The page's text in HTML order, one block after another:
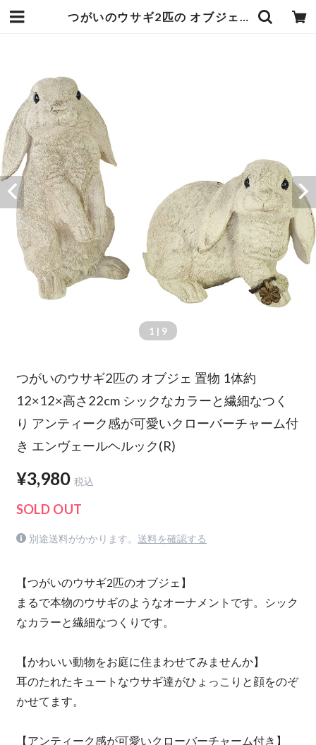
つがいのウサギ2匹の オブジェ 置物 1体約12×12×高さ22cm シックなカラーと繊細なつくり アンティーク感が可愛いクローバーチャーム付き エンヴェールヘルック(R) | エンジュール
1 | 9
つがいのウサギ2匹の オブジェ 置物 1体約
12×12×高さ22cm シックなカラーと繊細なつく
り アンティーク感が可愛いクローバーチャーム付
き エンヴェールヘルック(R)
¥3,980 税込
SOLD OUT
別途送料がかかります。 送料を確認する
【つがいのウサギ2匹のオブジェ】
まるで本物のウサギのようなオーナメントです。シック
なカラーと繊細なつくりです。
【かわいい動物をお庭に住まわせてみませんか】
耳のたれたキュートなウサギ達がひょっこりと顔をのぞ
かせてます。
【アンティーク感が可愛いクローバーチャーム付き】